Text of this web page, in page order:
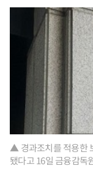
▲ 경과조치를 적용한
됐다고 16일 금융감독